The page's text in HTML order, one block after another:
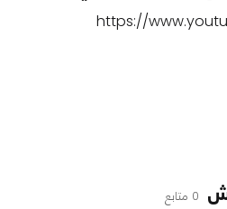
https://
0 متابع